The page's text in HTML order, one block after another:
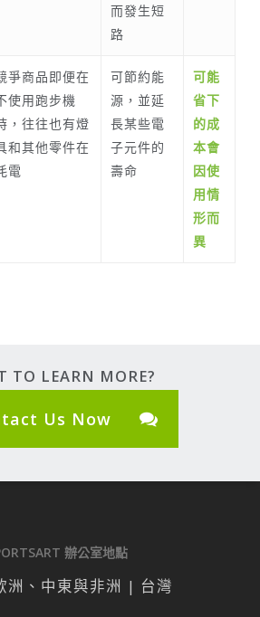
而發生短
路
爭商品即便在
使用跑步機
，往往也有燈
和其他零件在
電
可節約能
源，並延
長某些電
子元件的
壽命
可能
省下
的成
本會
因使
用情
形而
異
TO LEARN MORE?
Us Now
辦公室地點
洲、中東與非洲 | 台灣